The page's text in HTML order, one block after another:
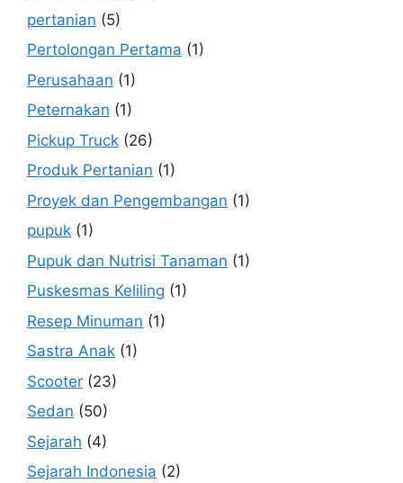
pertanian (5)
Pertolongan Pertama (1)
Perusahaan (1)
Peternakan (1)
Pickup Truck (26)
Produk Pertanian (1)
Proyek dan Pengembangan (1)
pupuk (1)
Pupuk dan Nutrisi Tanaman (1)
Puskesmas Keliling (1)
Resep Minuman (1)
Sastra Anak (1)
Scooter (23)
Sedan (50)
Sejarah (4)
Sejarah Indonesia (2)